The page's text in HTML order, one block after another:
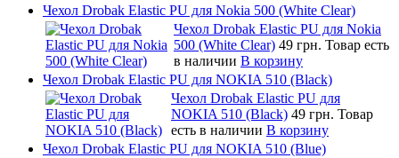
Чехол Drobak Elastic PU для Nokia 500 (White Clear)
Чехол Drobak Elastic PU для Nokia
500 (White Clear) 49 грн. Товар есть
в наличии В корзину
Чехол Drobak Elastic PU для NOKIA 510 (Black)
Чехол Drobak Elastic PU для
NOKIA 510 (Black) 49 грн. Товар
есть в наличии В корзину
Чехол Drobak Elastic PU для NOKIA 510 (Blue)